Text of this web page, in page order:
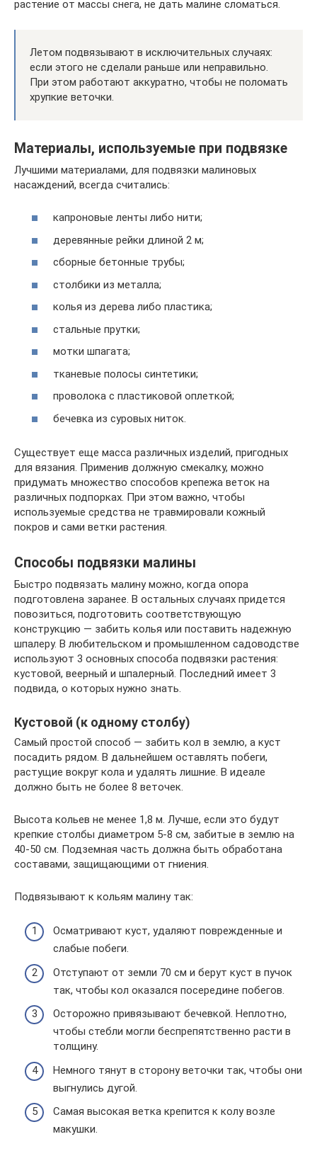
растение от массы снега, не дать малине сломаться.
Летом подвязывают в исключительных случаях:
если этого не сделали раньше или неправильно.
При этом работают аккуратно, чтобы не поломать
хрупкие веточки.
Материалы, используемые при подвязке
Лучшими материалами, для подвязки малиновых
насаждений, всегда считались:
капроновые ленты либо нити;
деревянные рейки длиной 2 м;
сборные бетонные трубы;
столбики из металла;
колья из дерева либо пластика;
стальные прутки;
мотки шпагата;
тканевые полосы синтетики;
проволока с пластиковой оплеткой;
бечевка из суровых ниток.
Существует еще масса различных изделий, пригодных
для вязания. Применив должную смекалку, можно
придумать множество способов крепежа веток на
различных подпорках. При этом важно, чтобы
используемые средства не травмировали кожный
покров и сами ветки растения.
Способы подвязки малины
Быстро подвязать малину можно, когда опора
подготовлена заранее. В остальных случаях придется
повозиться, подготовить соответствующую
конструкцию — забить колья или поставить надежную
шпалеру. В любительском и промышленном садоводстве
используют 3 основных способа подвязки растения:
кустовой, веерный и шпалерный. Последний имеет 3
подвида, о которых нужно знать.
Кустовой (к одному столбу)
Самый простой способ — забить кол в землю, а куст
посадить рядом. В дальнейшем оставлять побеги,
растущие вокруг кола и удалять лишние. В идеале
должно быть не более 8 веточек.
Высота кольев не менее 1,8 м. Лучше, если это будут
крепкие столбы диаметром 5-8 см, забитые в землю на
40-50 см. Подземная часть должна быть обработана
составами, защищающими от гниения.
Подвязывают к кольям малину так:
Осматривают куст, удаляют поврежденные и
слабые побеги.
Отступают от земли 70 см и берут куст в пучок
так, чтобы кол оказался посередине побегов.
Осторожно привязывают бечевкой. Неплотно,
чтобы стебли могли беспрепятственно расти в
толщину.
Немного тянут в сторону веточки так, чтобы они
выгнулись дугой.
Самая высокая ветка крепится к колу возле
макушки.